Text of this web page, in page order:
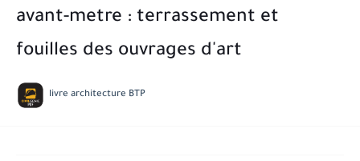
avant-metre : terrassement et
fouilles des ouvrages d'art
livre architecture BTP